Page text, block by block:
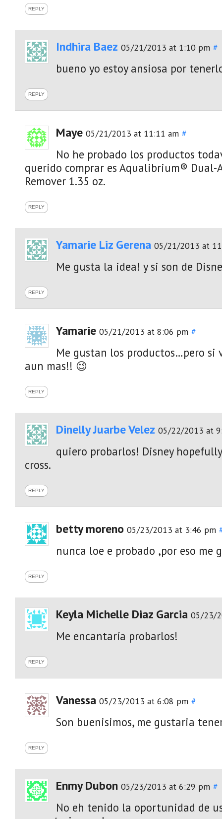
REPLY
Indhira Baez 05/21/2013 at 1:10 pm #
bueno yo estoy ansiosa por
REPLY
Maye 05/21/2013 at 11:11 am #
No he probado los productos
querido comprar es Aqualibrium® Dual-
Remover 1.35 oz.
REPLY
Yamarie Liz Gerena 05/21/2013 at
Me gusta la idea! y si son de
REPLY
Yamarie 05/21/2013 at 8:06 pm #
Me gustan los productos…pero si
aun mas!! 😉
REPLY
Dinelly Juarbe Velez 05/22/2013 at
quiero probarlos! Disney
cross.
REPLY
betty moreno 05/23/2013 at 3:46 pm
nunca loe e probado ,por eso me
REPLY
Keyla Michelle Diaz Garcia 05/23/
Me encantaría probarlos!
REPLY
Vanessa 05/23/2013 at 6:08 pm #
Son buenisimos, me gustaria
REPLY
Enmy Dubon 05/23/2013 at 6:29 pm #
No eh tenido la oportunidad de